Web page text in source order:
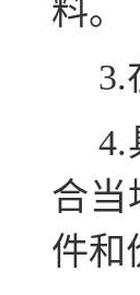
料。
3.
4.
合当
件和